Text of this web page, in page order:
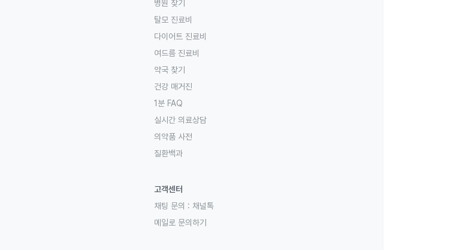
병원 찾기
탈모 진료비
다이어트 진료비
여드름 진료비
약국 찾기
건강 매거진
1분 FAQ
실시간 의료상담
의약품 사전
질환백과
고객센터
채팅 문의 : 채널톡
메일로 문의하기